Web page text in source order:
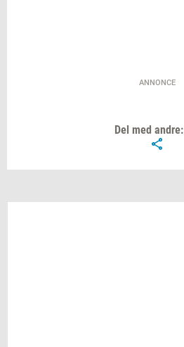
ANNONCE
Del med andre: